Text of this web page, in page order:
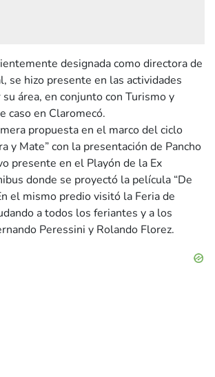
designada como directora de
se hizo presente en las actividades
área, en conjunto con Turismo y
caso en Claromecó.
propuesta en el marco del ciclo
y Mate” con la presentación de Pancho
presente en el Playón de la Ex
donde se proyectó la película “De
el mismo predio visitó la Feria de
a todos los feriantes y a los
Peressini y Rolando Florez.